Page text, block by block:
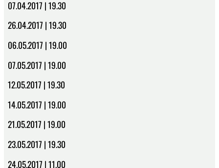
07.04.2017 | 19.30
26.04.2017 | 19.30
06.05.2017 | 19.00
07.05.2017 | 19.00
12.05.2017 | 19.30
14.05.2017 | 19.00
21.05.2017 | 19.00
23.05.2017 | 19.30
24.05.2017 | 11.00